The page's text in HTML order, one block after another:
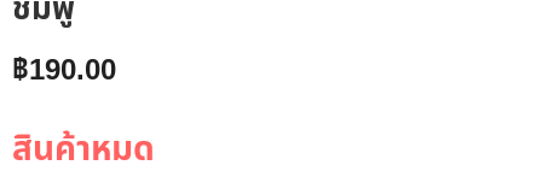
฿190.00
สินค้าหมด